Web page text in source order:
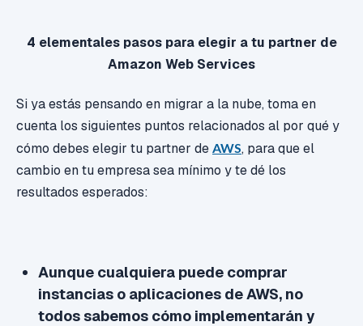
4 elementales pasos para elegir a tu partner de
Amazon Web Services
Si ya estás pensando en migrar a la nube, toma en
cuenta los siguientes puntos relacionados al por qué y
cómo debes elegir tu partner de AWS, para que el
cambio en tu empresa sea mínimo y te dé los
resultados esperados:
Aunque cualquiera puede comprar
instancias o aplicaciones de AWS, no
todos sabemos cómo implementarán y